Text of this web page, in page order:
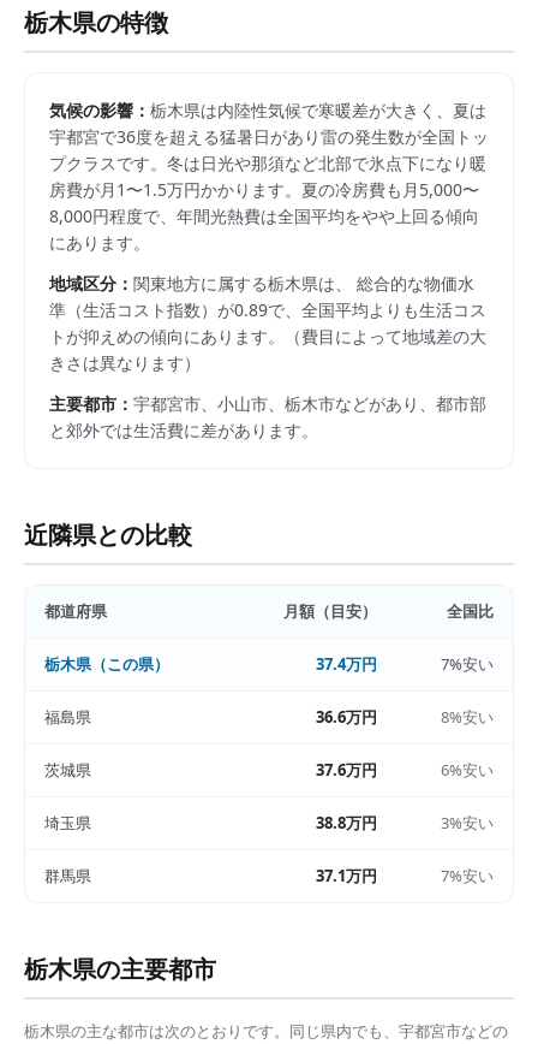
栃木県の特徴
気候の影響： 栃木県は内陸性気候で寒暖差が大きく、夏は
宇都宮で36度を超える猛暑日があり雷の発生数が全国トッ
プクラスです。冬は日光や那須など北部で氷点下になり暖
房費が月1〜1.5万円かかります。夏の冷房費も月5,000〜
8,000円程度で、年間光熱費は全国平均をやや上回る傾向
にあります。
地域区分： 関東地方に属する栃木県は、 総合的な物価水
準（生活コスト指数）が0.89で、 全国平均よりも生活コス
トが抑えめの傾向にあります。
（費目によって地域差の大
きさは異なります）
主要都市： 宇都宮市、小山市、栃木市などがあり、都市部
と郊外では生活費に差があります。
近隣県との比較
都道府県 月額（目安） 全国比
栃木県（この県） 37.4万円 7%安い
福島県 36.6万円 8%安い
茨城県 37.6万円 6%安い
埼玉県 38.8万円 3%安い
群馬県 37.1万円 7%安い
栃木県の主要都市
栃木県の主な都市は次のとおりです。同じ県内でも、 宇都宮市などの